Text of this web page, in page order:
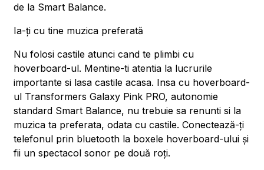
de la Smart Balance.
Ia-ți cu tine muzica preferată
Nu folosi castile atunci cand te plimbi cu
hoverboard-ul. Mentine-ti atentia la lucrurile
importante si lasa castile acasa. Insa cu hoverboard-
ul Transformers Galaxy Pink PRO, autonomie
standard Smart Balance, nu trebuie sa renunti si la
muzica ta preferata, odata cu castile. Conectează-ți
telefonul prin bluetooth la boxele hoverboard-ului și
fii un spectacol sonor pe două roți.